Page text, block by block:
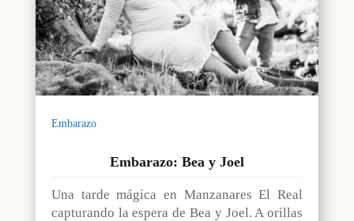
Embarazo
Embarazo: Bea y Joel
Una tarde mágica en Manzanares El Real
capturando la espera de Bea y Joel. A orillas